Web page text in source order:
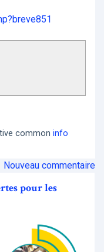
common info
Nouveau commentaire
pour les